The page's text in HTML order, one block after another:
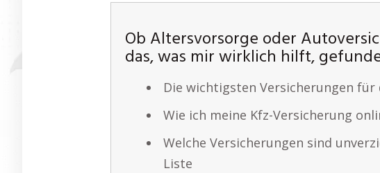
Ob Altersvorsorge oder
das, was mir wirklich hilft,
Die wichtigsten Versicherungen
Wie ich meine Kfz-Versicherung
Welche Versicherungen sind
Liste